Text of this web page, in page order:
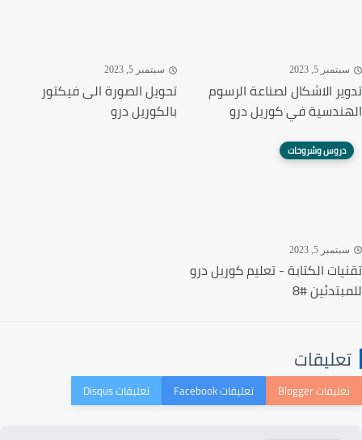
5, 2023
الاشكال لصناعة الرسوم
في كوريل درو
سبتمبر 5, 2023
تحويل الصورة الى فيكتور
بالكوريل درو
دروس وشروحات
5, 2023
الكتابة - تعليم كوريل درو
#8